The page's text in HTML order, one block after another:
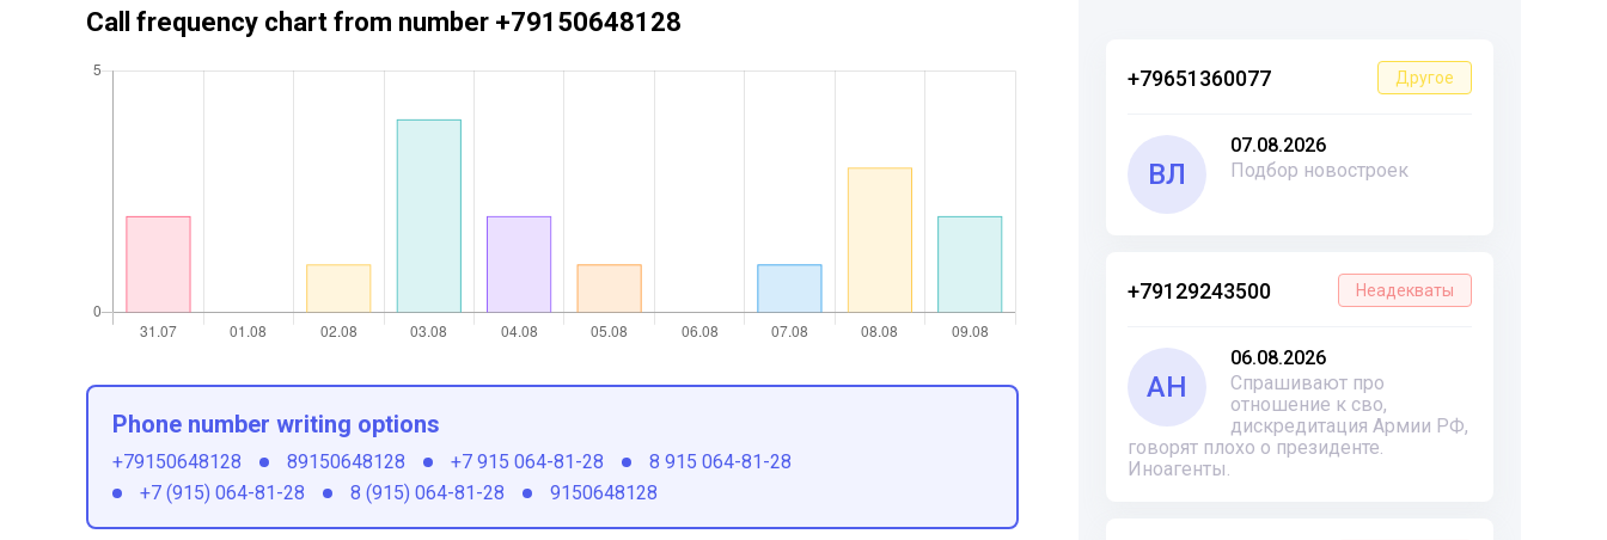
+79651360077 Другое
ВЛ
07.08.2026
Подбор новостроек
+79129243500 Неадекваты
АН
06.08.2026
Спрашивают про
отношение к сво,
дискредитация Армии РФ,
говорят плохо о президенте.
Иноагенты.
Call frequency chart from number +79150648128
Phone number writing options
+79150648128 89150648128 +7 915 064-81-28
8 915 064-81-28
+7 (915) 064-81-28
8 (915) 064-81-28 9150648128